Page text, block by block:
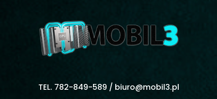
TEL. 782-849-589 / biuro@mobil3.pl